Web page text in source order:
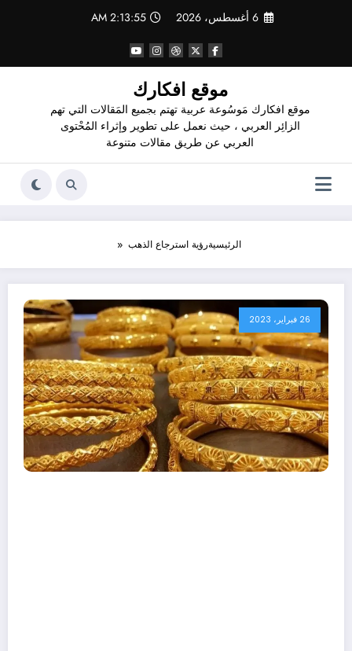
6 أغسطس، 2026 2:13:56 AM
موقع افكارك
موقع افكارك مَوسُوعة عربية تهتم بجميع المَقالات التي تهم
الزائِر العربي ، حيث نعمل على تطوير وإثراء المُحْتوى
العربي عن طريق مقالات متنوعة
الرئيسيةرؤية استرجاع الذهب
26 فبراير، 2023